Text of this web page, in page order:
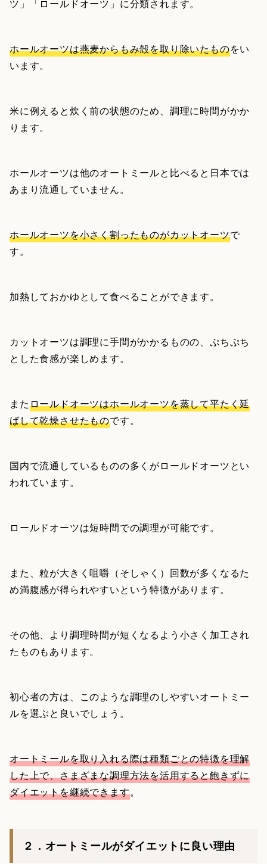
ツ」「ロールドオーツ」に分類されます。
ホールオーツは燕麦からもみ殻を取り除いたものをい
います。
米に例えると炊く前の状態のため、調理に時間がかか
ります。
ホールオーツは他のオートミールと比べると日本では
あまり流通していません。
ホールオーツを小さく割ったものがカットオーツで
す。
加熱しておかゆとして食べることができます。
カットオーツは調理に手間がかかるものの、ぷちぷち
とした食感が楽しめます。
またロールドオーツはホールオーツを蒸して平たく延
ばして乾燥させたものです。
国内で流通しているものの多くがロールドオーツとい
われています。
ロールドオーツは短時間での調理が可能です。
また、粒が大きく咀嚼（そしゃく）回数が多くなるた
め満腹感が得られやすいという特徴があります。
その他、より調理時間が短くなるよう小さく加工され
たものもあります。
初心者の方は、このような調理のしやすいオートミー
ルを選ぶと良いでしょう。
オートミールを取り入れる際は種類ごとの特徴を理解
した上で、さまざまな調理方法を活用すると飽きずに
ダイエットを継続できます。
２．オートミールがダイエットに良い理由